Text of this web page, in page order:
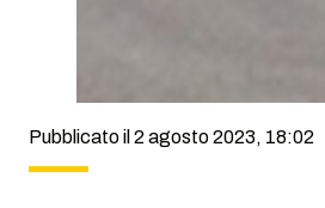
Pubblicato il 2 agosto 2023, 18:02